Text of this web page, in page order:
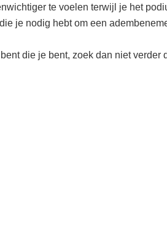
te voelen terwijl je het
je nodig hebt om een
die je bent, zoek dan niet verder